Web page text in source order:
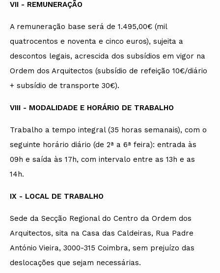
VII - REMUNERAÇÃO
A remuneração base será de 1.495,00€ (mil
quatrocentos e noventa e cinco euros), sujeita a
descontos legais, acrescida dos subsídios em vigor na
Ordem dos Arquitectos (subsídio de refeição 10€/diário
+ subsídio de transporte 30€).
VIII - MODALIDADE E HORÁRIO DE TRABALHO
Trabalho a tempo integral (35 horas semanais), com o
seguinte horário diário (de 2ª a 6ª feira): entrada às
09h e saída às 17h, com intervalo entre as 13h e as
14h.
IX - LOCAL DE TRABALHO
Sede da Secção Regional do Centro da Ordem dos
Arquitectos, sita na Casa das Caldeiras, Rua Padre
António Vieira, 3000-315 Coimbra, sem prejuízo das
deslocações que sejam necessárias.